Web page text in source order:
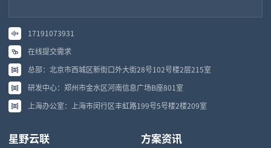
17191073931
在线提交需求
总部：北京市西城区新街口外大街28号102号楼2层215室
研发中心：郑州市金水区河南信息广场B座801室
上海办公室：上海市闵行区丰虹路199号5号楼2楼209室
星野云联 方案资讯